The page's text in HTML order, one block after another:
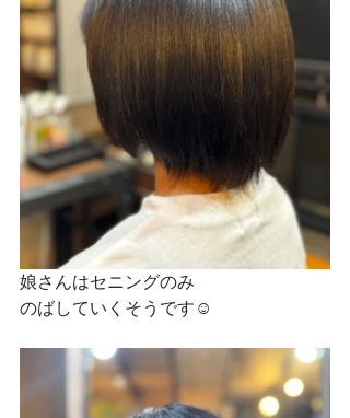
娘さんはセニングのみ
のばしていくそうです☺